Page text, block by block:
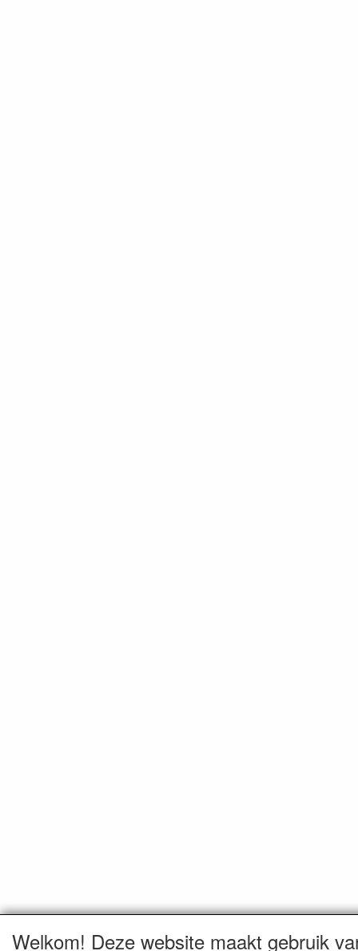
Welkom! Deze website maakt gebruik